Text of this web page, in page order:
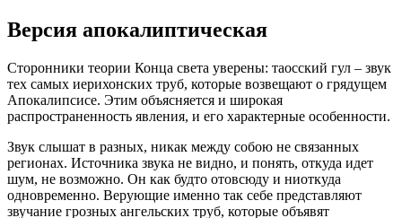
Версия апокалиптическая
Сторонники теории Конца света уверены: таосский гул – звук
тех самых иерихонских труб, которые возвещают о грядущем
Апокалипсисе. Этим объясняется и широкая
распространенность явления, и его характерные особенности.
Звук слышат в разных, никак между собою не связанных
регионах. Источника звука не видно, и понять, откуда идет
шум, не возможно. Он как будто отовсюду и ниоткуда
одновременно. Верующие именно так себе представляют
звучание грозных ангельских труб, которые объявят